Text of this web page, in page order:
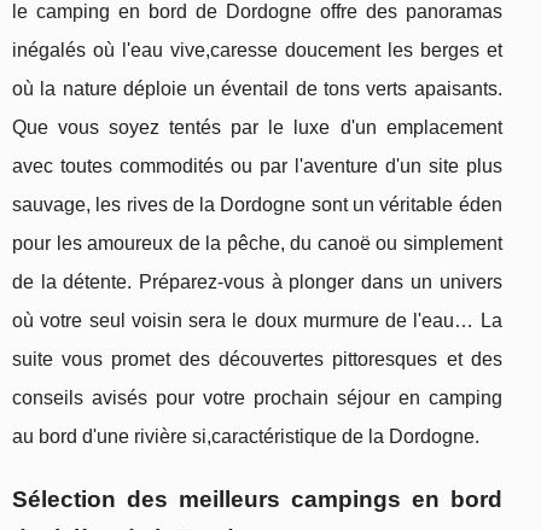
le camping en bord de Dordogne offre des panoramas
inégalés où l'eau vive,caresse doucement les berges et
où la nature déploie un éventail de tons verts apaisants.
Que vous soyez tentés par le luxe d'un emplacement
avec toutes commodités ou par l'aventure d'un site plus
sauvage, les rives de la Dordogne sont un véritable éden
pour les amoureux de la pêche, du canoë ou simplement
de la détente. Préparez-vous à plonger dans un univers
où votre seul voisin sera le doux murmure de l'eau… La
suite vous promet des découvertes pittoresques et des
conseils avisés pour votre prochain séjour en camping
au bord d'une rivière si,caractéristique de la Dordogne.
Sélection des meilleurs campings en bord